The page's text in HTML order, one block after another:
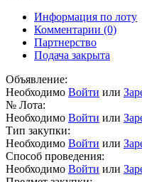
Информация по лоту
Комментарии (0)
Партнерство
Подача закрыта
Объявление:
Необходимо Войти или
№ Лота:
Необходимо Войти или
Тип закупки:
Необходимо Войти или
Способ проведения:
Необходимо Войти или